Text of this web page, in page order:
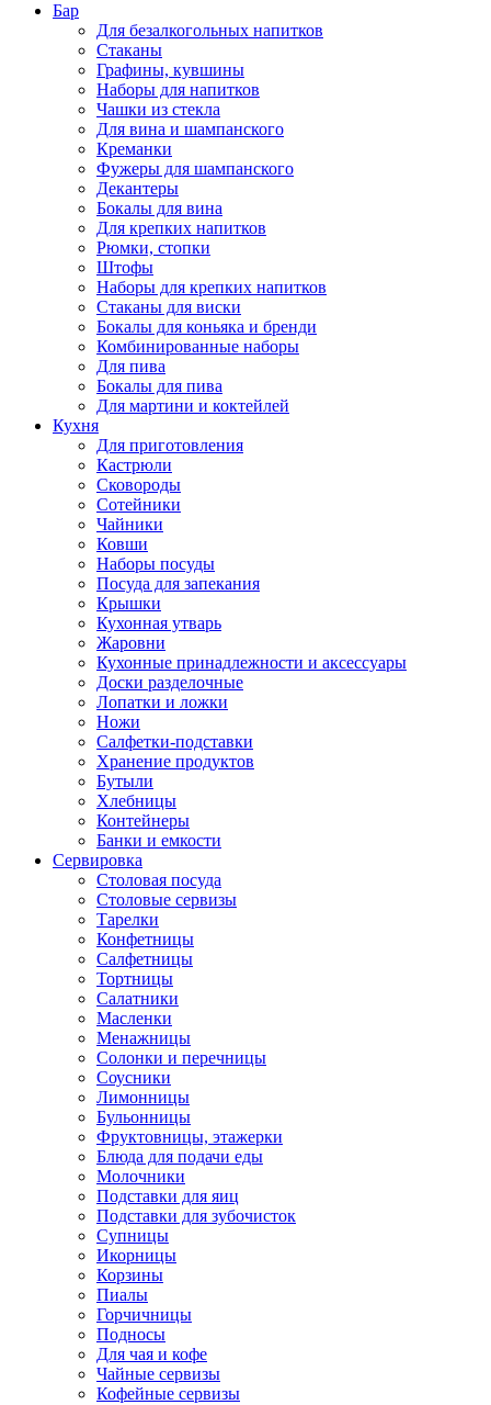
Бар
Для безалкогольных напитков
Стаканы
Графины, кувшины
Наборы для напитков
Чашки из стекла
Для вина и шампанского
Креманки
Фужеры для шампанского
Декантеры
Бокалы для вина
Для крепких напитков
Рюмки, стопки
Штофы
Наборы для крепких напитков
Стаканы для виски
Бокалы для коньяка и бренди
Комбинированные наборы
Для пива
Бокалы для пива
Для мартини и коктейлей
Кухня
Для приготовления
Кастрюли
Сковороды
Сотейники
Чайники
Ковши
Наборы посуды
Посуда для запекания
Крышки
Кухонная утварь
Жаровни
Кухонные принадлежности и аксессуары
Доски разделочные
Лопатки и ложки
Ножи
Салфетки-подставки
Хранение продуктов
Бутыли
Хлебницы
Контейнеры
Банки и емкости
Сервировка
Столовая посуда
Столовые сервизы
Тарелки
Конфетницы
Салфетницы
Тортницы
Салатники
Масленки
Менажницы
Солонки и перечницы
Соусники
Лимонницы
Бульонницы
Фруктовницы, этажерки
Блюда для подачи еды
Молочники
Подставки для яиц
Подставки для зубочисток
Супницы
Икорницы
Корзины
Пиалы
Горчичницы
Подносы
Для чая и кофе
Чайные сервизы
Кофейные сервизы